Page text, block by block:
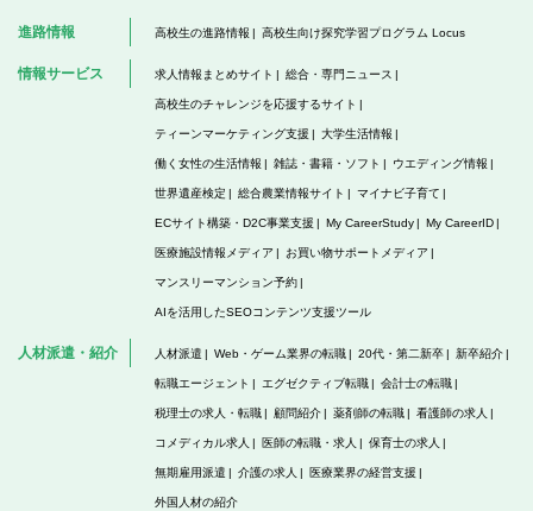
進路情報 高校生の進路情報 高校生向け探究学習プログラム Locus
情報サービス 求人情報まとめサイト 総合・専門ニュース
高校生のチャレンジを応援するサイト
ティーンマーケティング支援 大学生活情報
働く女性の生活情報 雑誌・書籍・ソフト ウエディング情報
世界遺産検定 総合農業情報サイト マイナビ子育て
ECサイト構築・D2C事業支援 My CareerStudy My CareerID
医療施設情報メディア お買い物サポートメディア
マンスリーマンション予約
AIを活用したSEOコンテンツ支援ツール
人材派遣・紹介 人材派遣 Web・ゲーム業界の転職 20代・第二新卒 新卒紹介
転職エージェント エグゼクティブ転職 会計士の転職
税理士の求人・転職 顧問紹介 薬剤師の転職 看護師の求人
コメディカル求人 医師の転職・求人 保育士の求人
無期雇用派遣 介護の求人 医療業界の経営支援
外国人材の紹介